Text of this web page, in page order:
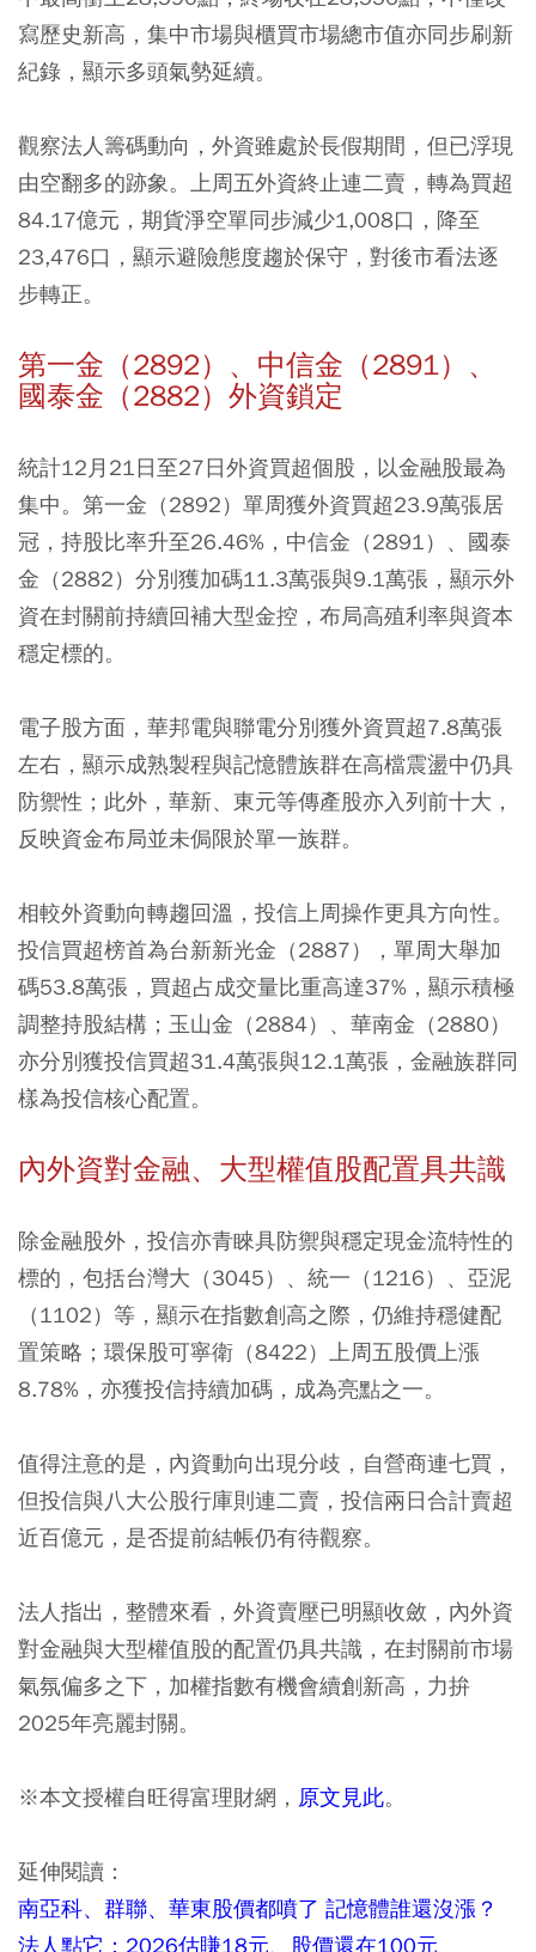
寫歷史新高，集中市場與櫃買市場總市值亦同步刷新
紀錄，顯示多頭氣勢延續。
觀察法人籌碼動向，外資雖處於長假期間，但已浮現
由空翻多的跡象。上周五外資終止連二賣，轉為買超
84.17億元，期貨淨空單同步減少1,008口，降至
23,476口，顯示避險態度趨於保守，對後市看法逐
步轉正。
第一金（2892）、中信金（2891）、
國泰金（2882）外資鎖定
統計12月21日至27日外資買超個股，以金融股最為
集中。第一金（2892）單周獲外資買超23.9萬張居
冠，持股比率升至26.46%，中信金（2891）、國泰
金（2882）分別獲加碼11.3萬張與9.1萬張，顯示外
資在封關前持續回補大型金控，布局高殖利率與資本
穩定標的。
電子股方面，華邦電與聯電分別獲外資買超7.8萬張
左右，顯示成熟製程與記憶體族群在高檔震盪中仍具
防禦性；此外，華新、東元等傳產股亦入列前十大，
反映資金布局並未侷限於單一族群。
相較外資動向轉趨回溫，投信上周操作更具方向性。
投信買超榜首為台新新光金（2887），單周大舉加
碼53.8萬張，買超占成交量比重高達37%，顯示積極
調整持股結構；玉山金（2884）、華南金（2880）
亦分別獲投信買超31.4萬張與12.1萬張，金融族群同
樣為投信核心配置。
內外資對金融、大型權值股配置具共識
除金融股外，投信亦青睞具防禦與穩定現金流特性的
標的，包括台灣大（3045）、統一（1216）、亞泥
（1102）等，顯示在指數創高之際，仍維持穩健配
置策略；環保股可寧衛（8422）上周五股價上漲
8.78%，亦獲投信持續加碼，成為亮點之一。
值得注意的是，內資動向出現分歧，自營商連七買，
但投信與八大公股行庫則連二賣，投信兩日合計賣超
近百億元，是否提前結帳仍有待觀察。
法人指出，整體來看，外資賣壓已明顯收斂，內外資
對金融與大型權值股的配置仍具共識，在封關前市場
氣氛偏多之下，加權指數有機會續創新高，力拚
2025年亮麗封關。
※本文授權自旺得富理財網， 原文見此。
延伸閱讀：
南亞科、群聯、華東股價都噴了 記憶體誰還沒漲？
法人點它：2026估賺18元、股價還在100元